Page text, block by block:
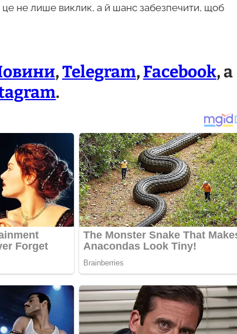
це не лише виклик, а й шанс забезпечити, щоб
,Telegram, Facebook, а
.